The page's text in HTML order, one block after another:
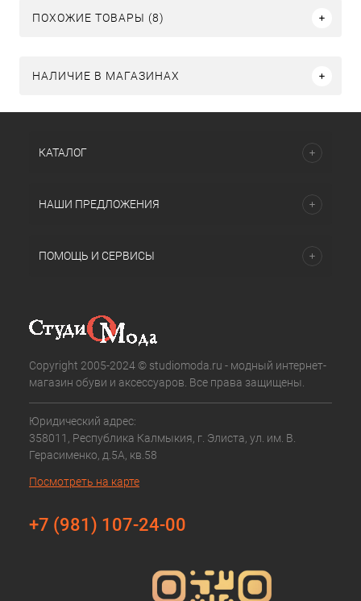
ПОХОЖИЕ ТОВАРЫ (8)
НАЛИЧИЕ В МАГАЗИНАХ
КАТАЛОГ
НАШИ ПРЕДЛОЖЕНИЯ
ПОМОЩЬ И СЕРВИСЫ
Copyright 2005-2024 © studiomoda.ru - модный интернет-
магазин обуви и аксессуаров. Все права защищены.
Юридический адрес:
358011, Республика Калмыкия, г. Элиста, ул. им. В.
Герасименко, д.5А, кв.58
Посмотреть на карте
+7 (981) 107-24-00